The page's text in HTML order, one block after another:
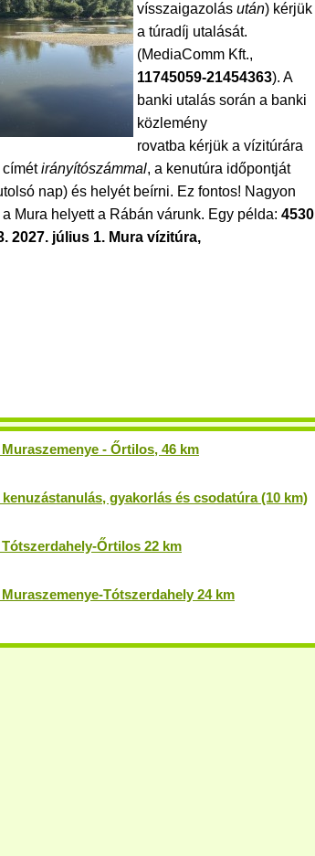
vísszaigazolás után) kérjük
a túradíj utalását.
(MediaComm Kft.,
11745059-21454363). A
banki utalás során a banki
közlemény
rovatba kérjük a vízitúrára
címétirányítószámmal, a kenutúra időpontját
nap) és helyét beírni. Ez fontos! Nagyon
Mura helyett a Rábán várunk. Egy példa: 4530
2027. július 1. Mura vízitúra,
- Őrtilos, 46 km
gyakorlás és csodatúra (10 km)
Őrtilos 22 km
Tótszerdahely 24 km